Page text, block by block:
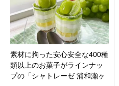
素材に拘った安心安全な400種
類以上のお菓子がラインナッ
プの「シャトレーゼ 浦和瀬ヶ